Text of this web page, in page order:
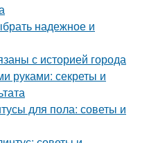
надежное и
с историей города
руками: секреты и
для пола: советы и